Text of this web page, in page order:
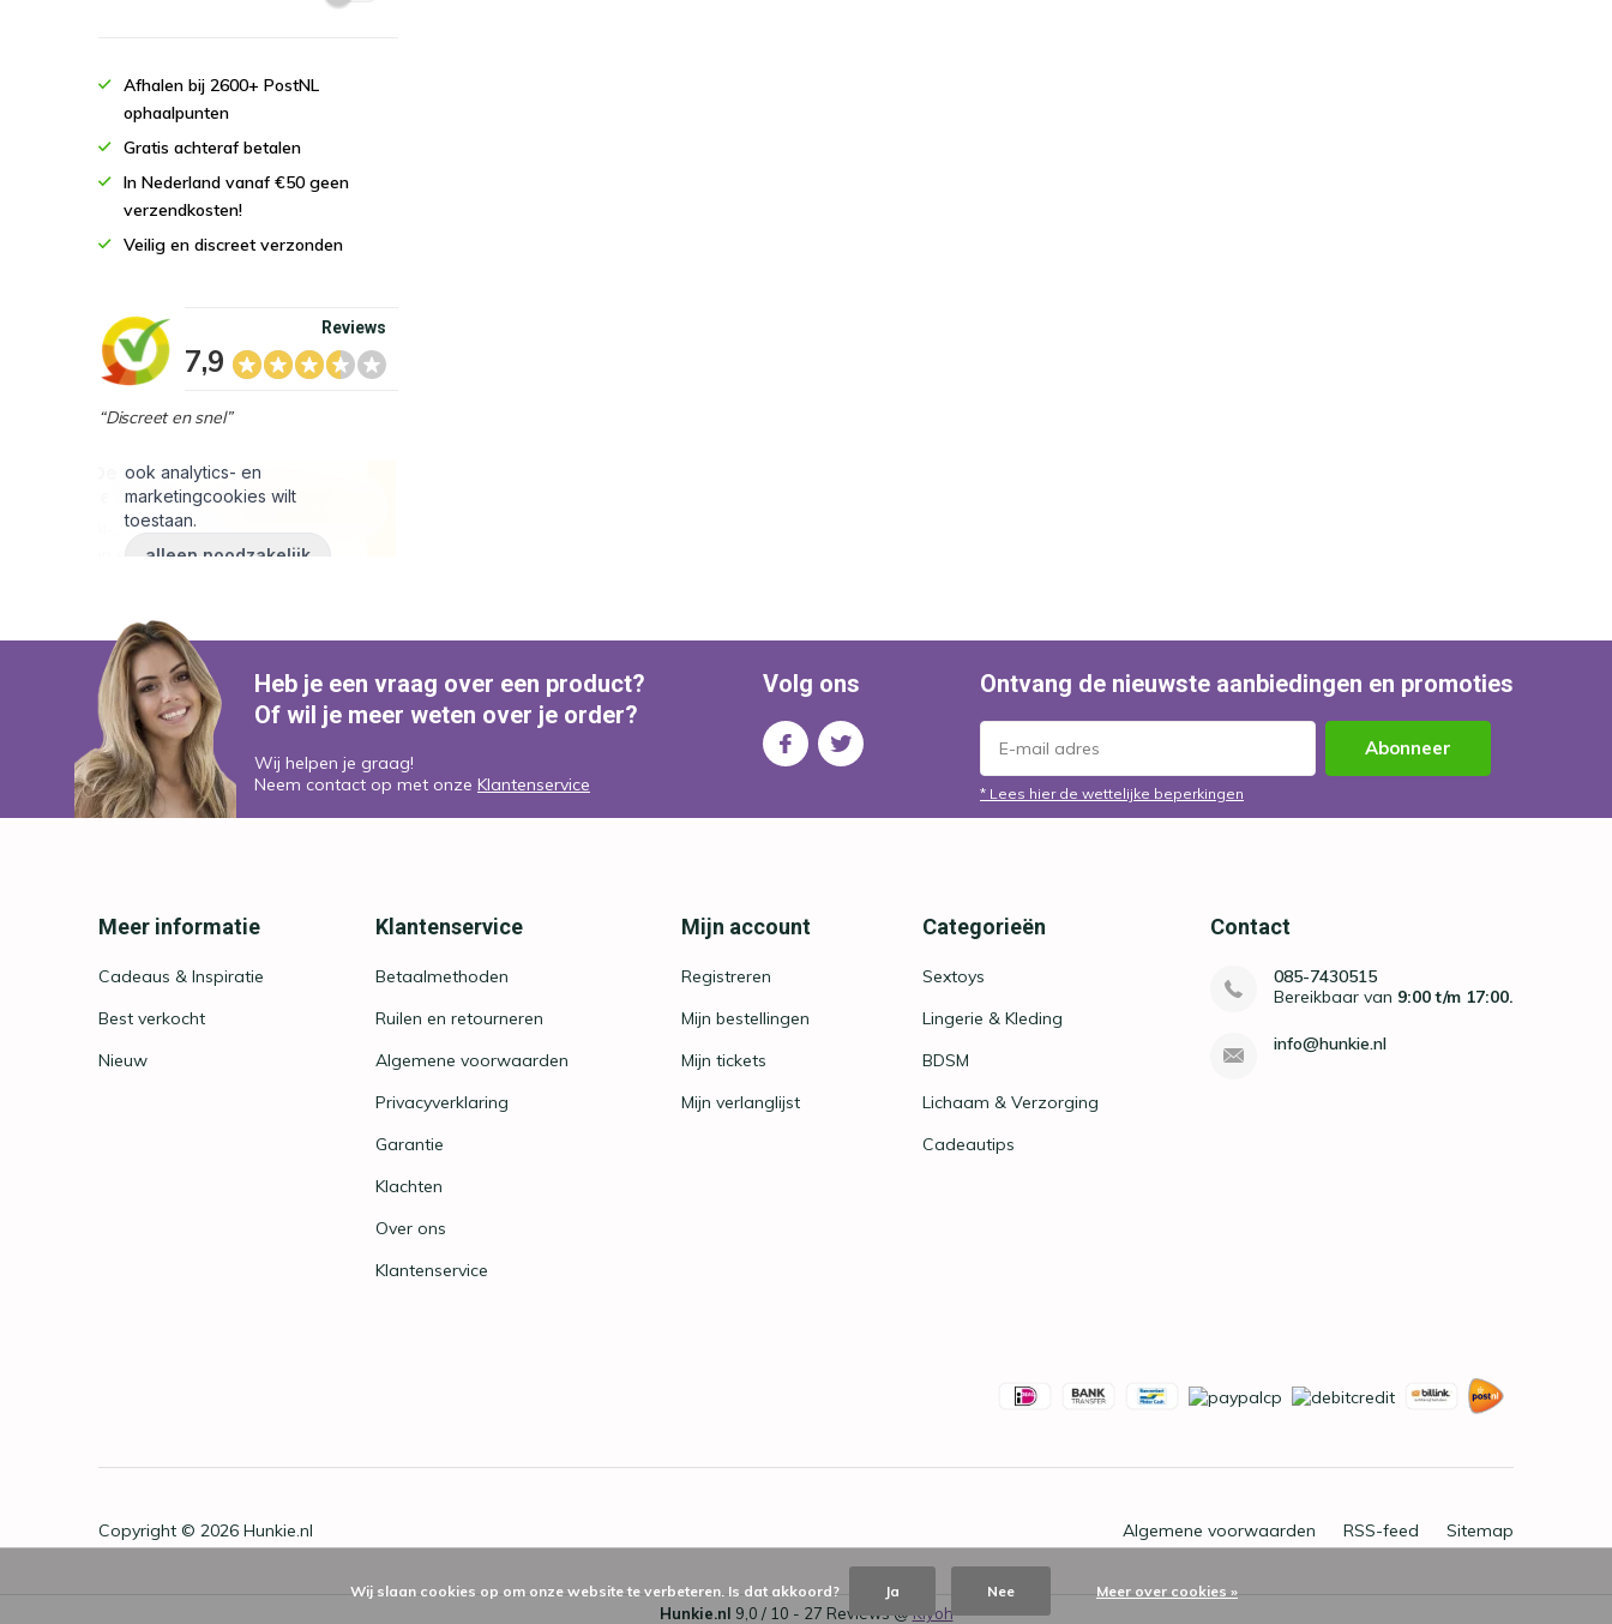
Afhalen bij 2600+ PostNL
ophaalpunten
Gratis achteraf betalen
In Nederland vanaf €50 geen
verzendkosten!
Veilig en discreet verzonden
7,9
Reviews
“Discreet en snel”
Heb je een vraag over een product?
Of wil je meer weten over je order?
Wij helpen je graag!
Neem contact op met onze Klantenservice
Volg ons Ontvang de nieuwste aanbiedingen en promoties
Abonneer
* Lees hier de wettelijke beperkingen
Meer informatie
Cadeaus & Inspiratie
Best verkocht
Nieuw
Klantenservice
Betaalmethoden
Ruilen en retourneren
Algemene voorwaarden
Privacyverklaring
Garantie
Klachten
Over ons
Klantenservice
Mijn account
Registreren
Mijn bestellingen
Mijn tickets
Mijn verlanglijst
Categorieën
Sextoys
Lingerie & Kleding
BDSM
Lichaam & Verzorging
Cadeautips
Contact
085-7430515
Bereikbaar van 9:00 t/m 17:00.
info@hunkie.nl
Copyright © 2026 Hunkie.nl Algemene voorwaarden RSS-feed Sitemap
Hunkie.nl 9,0 / 10 - 27 Reviews @Kiyoh
Wij slaan cookies op om onze website te verbeteren. Is dat akkoord? Ja Nee Meer over cookies »